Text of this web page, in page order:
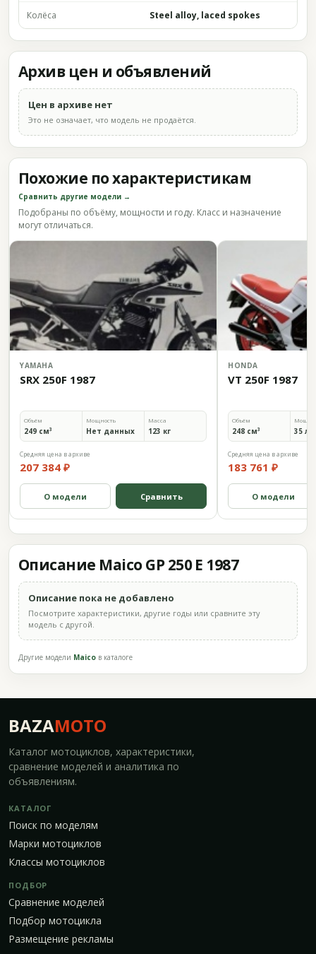
Колёса Steel alloy, laced spokes
Архив цен и объявлений
Цен в архиве нет
Это не означает, что модель не продаётся.
Похожие по характеристикам
Сравнить другие модели →
Подобраны по объёму, мощности и году. Класс и назначение
могут отличаться.
YAMAHA
SRX 250F 1987
Объём
249 см³
Мощность
Нет данных
Масса
123 кг
Средняя цена в архиве
207 384 ₽
О модели Сравнить
HONDA
VT 250F 1987
Объём
248 см³ 35
Средняя цена в архиве
183 761 ₽
О модели
Описание Maico GP 250 E 1987
Описание пока не добавлено
Посмотрите характеристики, другие годы или сравните эту
модель с другой.
Другие модели Maico в каталоге
BAZAMOTO
Каталог мотоциклов, характеристики,
сравнение моделей и аналитика по
объявлениям.
КАТАЛОГ
Поиск по моделям
Марки мотоциклов
Классы мотоциклов
ПОДБОР
Сравнение моделей
Подбор мотоцикла
Размещение рекламы